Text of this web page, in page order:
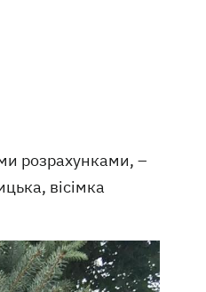
розрахунками, –
вісімка